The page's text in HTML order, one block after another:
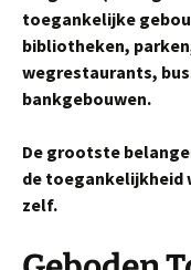
toegankelijke
bibliotheken,
wegrestaurants,
bankgebouwen.
De grootste
de toegankelijkheid
zelf.